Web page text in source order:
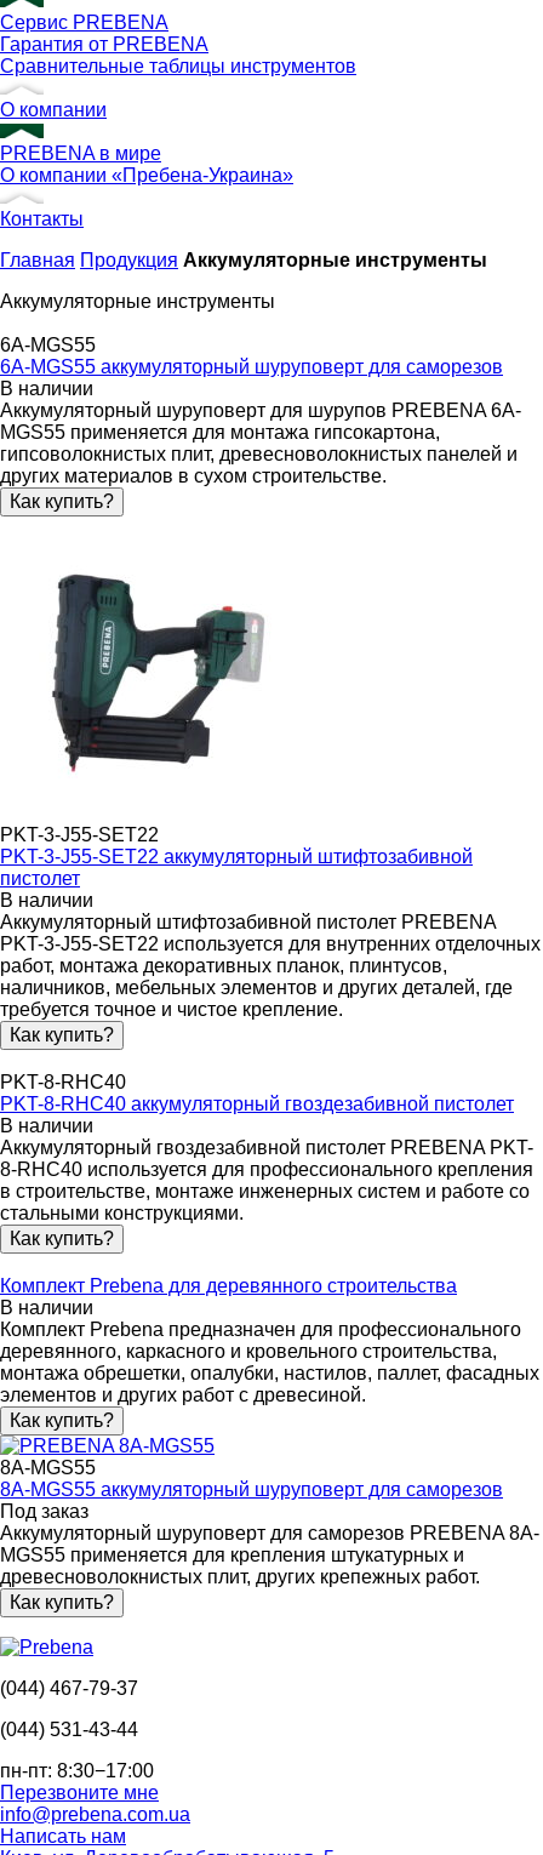
Сервис PREBENA
Гарантия от PREBENA
Сравнительные таблицы инструментов
О компании
PREBENA в мире
О компании «Пребена-Украина»
Контакты
Главная Продукция Аккумуляторные инструменты
Аккумуляторные инструменты
6A-MGS55
6A-MGS55 аккумуляторный шуруповерт для саморезов
В наличии
Аккумуляторный шуруповерт для шурупов PREBENA 6A-
MGS55 применяется для монтажа гипсокартона,
гипсоволокнистых плит, древесноволокнистых панелей и
других материалов в сухом строительстве.
Как купить?
PKT-3-J55-SET22
PKT-3-J55-SET22 аккумуляторный штифтозабивной
пистолет
В наличии
Аккумуляторный штифтозабивной пистолет PREBENA
PKT-3-J55-SET22 используется для внутренних отделочных
работ, монтажа декоративных планок, плинтусов,
наличников, мебельных элементов и других деталей, где
требуется точное и чистое крепление.
Как купить?
PKT-8-RHC40
PKT-8-RHC40 аккумуляторный гвоздезабивной пистолет
В наличии
Аккумуляторный гвоздезабивной пистолет PREBENA PKT-
8-RHC40 используется для профессионального крепления
в строительстве, монтаже инженерных систем и работе со
стальными конструкциями.
Как купить?
Комплект Prebena для деревянного строительства
В наличии
Комплект Prebena предназначен для профессионального
деревянного, каркасного и кровельного строительства,
монтажа обрешетки, опалубки, настилов, паллет, фасадных
элементов и других работ с древесиной.
Как купить?
8A-MGS55
8A-MGS55 аккумуляторный шуруповерт для саморезов
Под заказ
Аккумуляторный шуруповерт для саморезов PREBENA 8A-
MGS55 применяется для крепления штукатурных и
древесноволокнистых плит, других крепежных работ.
Как купить?
(044) 467-79-37
(044) 531-43-44
пн-пт: 8:30−17:00
Перезвоните мне
info@prebena.com.ua
Написать нам